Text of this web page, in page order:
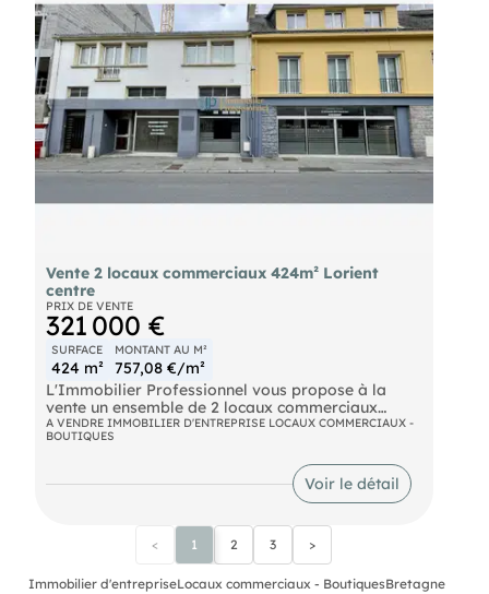
vitrine pour une visibilité accrue. Les informations
sur les risques naturels, miniers, ou
technologiques, auxquels ces biens sont exposés,
sont disponibles sur le site
Vente 2 locaux commerciaux 424m² Lorient
centre
PRIX DE VENTE
321 000 €
SURFACE
424 m²
MONTANT AU M²
757,08 €/m²
L'Immobilier Professionnel vous propose à la
vente un ensemble de 2 locaux commerciaux
totalisant 424 m² situé à Lorient, dans un secteur
de centre-ville sur axe passant.
• Local 2 : 243 m² (atelier, bureau, sanitaires)
• Linéaire vitrine d’environ 15 m
• Stationnements en façade
• Menuiseries aluminium double vitrage
A VENDRE IMMOBILIER D'ENTREPRISE LOCAUX COMMERCIAUX -
BOUTIQUES
Voir le détail
< 1 2 3 >
Immobilier d'entrepriseLocaux commerciaux - BoutiquesBretagne